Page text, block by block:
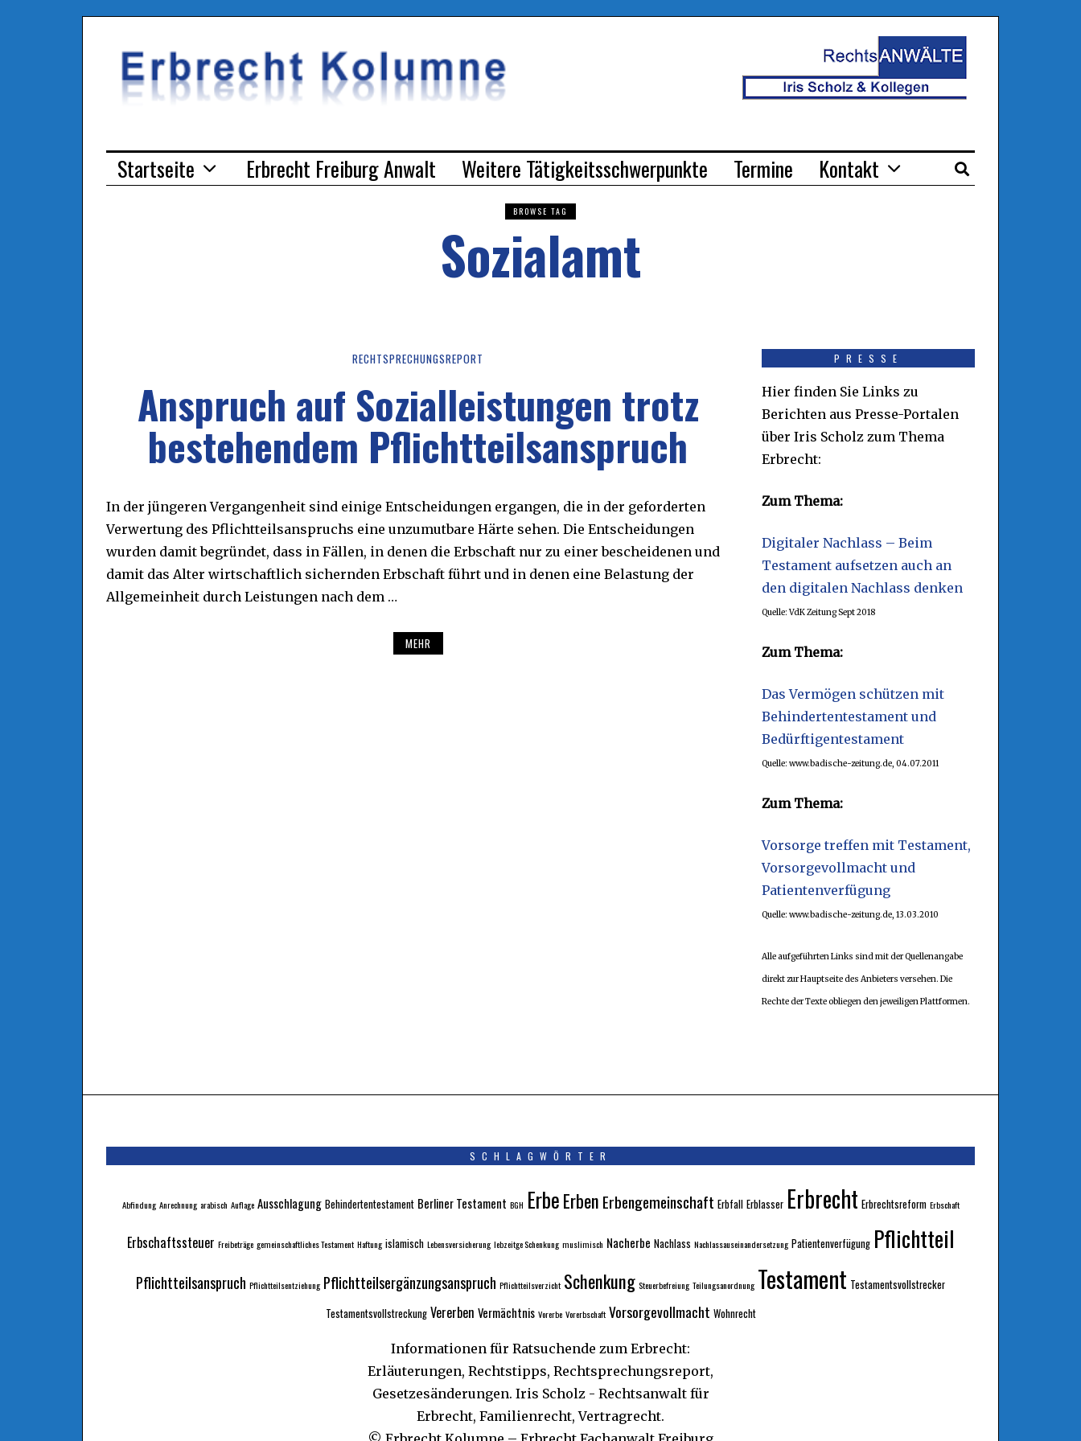
Startseite Erbrecht Freiburg Anwalt Weitere Tätigkeitsschwerpunkte Termine Kontakt
BROWSE TAG
Sozialamt
RECHTSPRECHUNGSREPORT
Anspruch auf Sozialleistungen trotz
bestehendem Pflichtteilsanspruch
In der jüngeren Vergangenheit sind einige Entscheidungen ergangen, die in der geforderten
Verwertung des Pflichtteilsanspruchs eine unzumutbare Härte sehen. Die Entscheidungen
wurden damit begründet, dass in Fällen, in denen die Erbschaft nur zu einer bescheidenen und
damit das Alter wirtschaftlich sichernden Erbschaft führt und in denen eine Belastung der
Allgemeinheit durch Leistungen nach dem …
MEHR
PRESSE
Hier finden Sie Links zu
Berichten aus Presse-Portalen
über Iris Scholz zum Thema
Erbrecht:
Zum Thema:
Digitaler Nachlass – Beim
Testament aufsetzen auch an
den digitalen Nachlass denken
Quelle: VdK Zeitung Sept 2018
Zum Thema:
Das Vermögen schützen mit
Behindertentestament und
Bedürftigentestament
Quelle: www.badische-zeitung.de, 04.07.2011
Zum Thema:
Vorsorge treffen mit Testament,
Vorsorgevollmacht und
Patientenverfügung
Quelle: www.badische-zeitung.de, 13.03.2010
Alle aufgeführten Links sind mit der Quellenangabe
direkt zur Hauptseite des Anbieters versehen. Die
Rechte der Texte obliegen den jeweiligen Plattformen.
SCHLAGWÖRTER
Abfindung Anrechnung arabisch Auflage Ausschlagung Behindertentestament Berliner Testament BGH ErbeErben Erbengemeinschaft Erbfall Erblasser Erbrecht Erbrechtsreform Erbschaft
Erbschaftssteuer Freibeträge gemeinschaftliches Testament Haftung islamisch Lebensversicherung lebzeitge Schenkung muslimisch Nacherbe Nachlass Nachlassauseinandersetzung Patientenverfügung Pflichtteil
Pflichtteilsanspruch Pflichtteilsentziehung Pflichtteilsergänzungsanspruch Pflichtteilsverzicht Schenkung Steuerbefreiung Teilungsanordnung Testament Testamentsvollstrecker
Testamentsvollstreckung Vererben Vermächtnis Vorerbe Vorerbschaft Vorsorgevollmacht Wohnrecht
Informationen für Ratsuchende zum Erbrecht:
Erläuterungen, Rechtstipps, Rechtsprechungsreport,
Gesetzesänderungen. Iris Scholz - Rechtsanwalt für
Erbrecht, Familienrecht, Vertragrecht.